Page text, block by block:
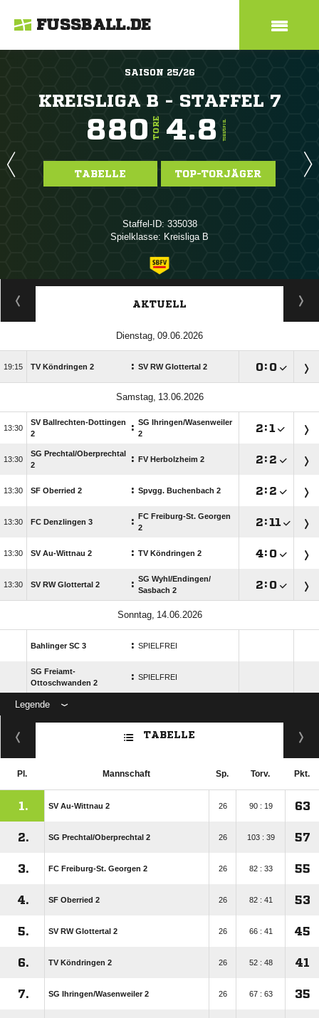
FUSSBALL.DE
SAISON 25/26
KREISLIGA B - STAFFEL 7
880 TORE 4.8 TORE/SPIEL
TABELLE TOP-TORJÄGER
Staffel-ID: 335038
Spielklasse: Kreisliga B
ANZEIGE
AKTUELL
 
 TV Köndringen 2 : SV RW Glottertal 2 : 
 

SV Ballrechten-Dottingen
2
: SG Ihringen/​Wasenweiler
2
:

SG Prechtal/​Oberprechtal
2
: FV Herbolzheim 2 : 
 SF Oberried 2 : Spvgg. Buchenbach 2 : 
 FC Denzlingen 3 : FC Freiburg-St. Georgen
2
:
 SV Au-Wittnau 2 : TV Köndringen 2 : 
 SV RW Glottertal 2 : SG Wyhl/​Endingen/​
Sasbach 2
: 
 
Bahlinger SC 3 : SPIELFREI
SG Freiamt-
Ottoschwanden 2
: SPIELFREI
Legende
ANZEIGE
TABELLE
Pl. Mannschaft Sp. Torv. Pkt.
1. SV Au-Wittnau 2 26 90 : 19 63
2. SG Prechtal/​Oberprechtal 2 26 103 : 39 57
3. FC Freiburg-St. Georgen 2 26 82 : 33 55
4. SF Oberried 2 26 82 : 41 53
5. SV RW Glottertal 2 26 66 : 41 45
6. TV Köndringen 2 26 52 : 48 41
7. SG Ihringen/​Wasenweiler 2 26 67 : 63 35